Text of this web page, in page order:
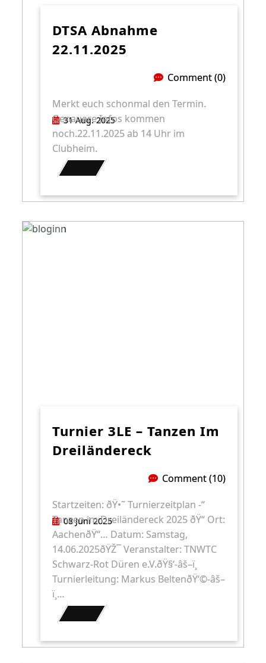
DTSA Abnahme
22.11.2025
31 Aug. 2025
Comment (0)
Merkt euch schonmal den Termin.
Genauere Infos kommen
noch.22.11.2025 ab 14 Uhr im
Clubheim.
Turnier 3LE – Tanzen Im
Dreiländereck
08 Juni 2025
Comment (10)
Startzeiten: ðŸ•˜ Turnierzeitplan -“
Tanzen im Dreiländereck 2025 ðŸ“ Ort:
AachenðŸ“… Datum: Samstag,
14.06.2025ðŸŽ¯ Veranstalter: TNWTC
Schwarz-Rot Düren e.V.ðŸ§‘-âš–ï¸
Turnierleitung: Markus BeltenðŸ‘©-âš–
ï¸…